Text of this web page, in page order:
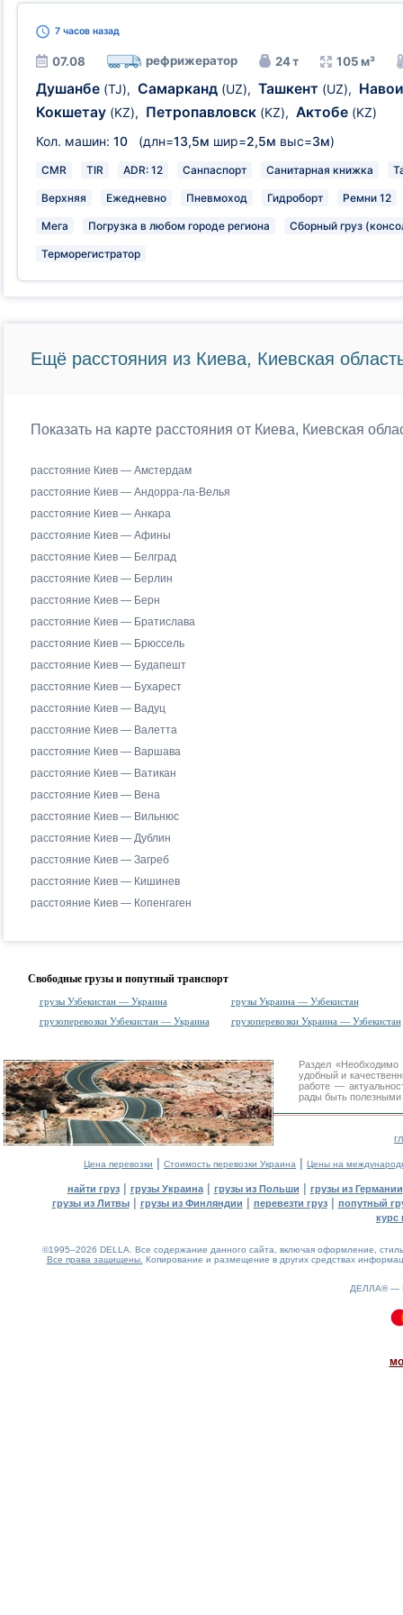
7 часовназад
07.08 рефрижератор 24 т 105 м³
Душанбе (TJ), Самарканд (UZ), Ташкент (UZ),
Кокшетау (KZ), Петропавловск (KZ), Актобе (KZ)
Кол. машин: 10(длн=13,5м шир=2,5м выс=3м)
CMR TIR ADR: 12 Санпаспорт Санитарная книжка
Верхняя Ежедневно Пневмоход Гидроборт Ремни 12
Мега Погрузка в любом городе региона Сборный груз
Терморегистратор
Ещё расстояния из Киева, Киевская
Показать на карте расстояния от Киева, Киевская
расстояние Киев — Амстердам
расстояние Киев — Андорра-ла-Велья
расстояние Киев — Анкара
расстояние Киев — Афины
расстояние Киев — Белград
расстояние Киев — Берлин
расстояние Киев — Берн
расстояние Киев — Братислава
расстояние Киев — Брюссель
расстояние Киев — Будапешт
расстояние Киев — Бухарест
расстояние Киев — Вадуц
расстояние Киев — Валетта
расстояние Киев — Варшава
расстояние Киев — Ватикан
расстояние Киев — Вена
расстояние Киев — Вильнюс
расстояние Киев — Дублин
расстояние Киев — Загреб
расстояние Киев — Кишинев
расстояние Киев — Копенгаген
Свободные грузы и попутный транспорт
грузы Узбекистан — Украина
грузы Украина — Узбекистан
грузоперевозки Узбекистан — Украина
грузоперевозки Украина — Узбекистан
Раздел
удобный и
работе —
рады быть полезными
Цена перевозки | Стоимость перевозки Украина | Цены на
найти груз| грузы Украина| грузы из Польши | грузы из Германии
грузы из Литвы| грузы из Финляндии | перевезти груз| попутный
курс
©1995–2026 DELLA. Все содержание данного сайта, включая оформление,
Все права защищены. Копирование и размещение в других средствах
ДЕЛЛА® —